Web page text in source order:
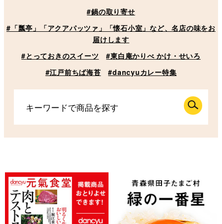
#鍋の取り寄せ
#「瓢亭」「アクアパッツァ」「懐石小室」など、名店の味をお
届けします
#とっておきのスイーツ
#東白庵かりべ かけ・せいろ
#江戸前ちば海苔
#dancyuカレー特集